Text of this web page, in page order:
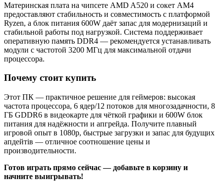
Материнская плата на чипсете AMD A520 и сокет AM4
предоставляют стабильность и совместимость с платформой
Ryzen, а блок питания 600W даёт запас для модернизаций и
стабильной работы под нагрузкой. Система поддерживает
оперативную память DDR4 — рекомендуется устанавливать
модули с частотой 3200 МГц для максимальной отдачи
процессора.
Почему стоит купить
Этот ПК — практичное решение для геймеров: высокая
частота процессора, 6 ядер/12 потоков для многозадачности, 8
ГБ GDDR6 в видеокарте для чёткой графики и 600W блок
питания для надёжности и апгрейда. Получите плавный
игровой опыт в 1080p, быстрые загрузки и запас для будущих
апдейтів — отличное соотношение цены и
производительности.
Готов играть прямо сейчас — добавьте в корзину и
начните выигрывать!